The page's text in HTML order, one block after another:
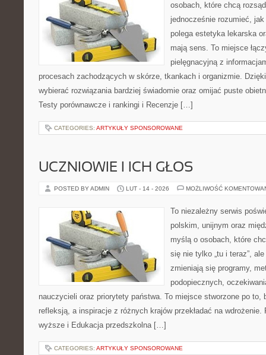
osobach, które chcą
jednocześnie rozumieć,
polega estetyka lekarska
mają sens. To miejsce
pielęgnacyjną z
procesach zachodzących w skórze, tkankach i organizmie.
wybierać rozwiązania bardziej świadomie oraz omijać puste
Testy porównawcze i rankingi i Recenzje […]
CATEGORIES: ARTYKUŁY SPONSOROWANE
UCZNIOWIE I ICH GŁOS
POSTED BY ADMIN LUT - 14 - 2026 MOŻLIWOŚĆ
To niezależny serwis
polskim, unijnym oraz
myślą o osobach, które
się nie tylko „tu i teraz”,
zmieniają się programy,
podopiecznych,
nauczycieli oraz priorytety państwa. To miejsce stworzone po to,
refleksją, a inspiracje z różnych krajów przekładać na
wyższe i Edukacja przedszkolna […]
CATEGORIES: ARTYKUŁY SPONSOROWANE